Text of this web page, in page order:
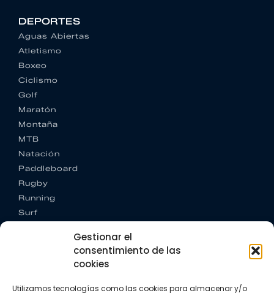
Gestionar el
consentimiento de las
cookies
Utilizamos tecnologías como las cookies para almacenar y/o
DEPORTES
Aguas Abiertas
Atletismo
Boxeo
Ciclismo
Golf
Maratón
Montaña
MTB
Natación
Paddleboard
Rugby
Running
Surf
CONTACTO